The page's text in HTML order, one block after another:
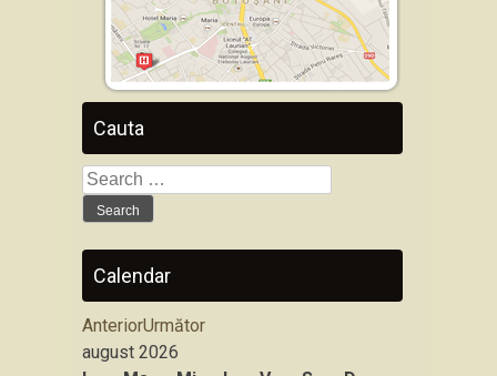
Cauta
Search
for:
Calendar
AnteriorUrmător
august 2026